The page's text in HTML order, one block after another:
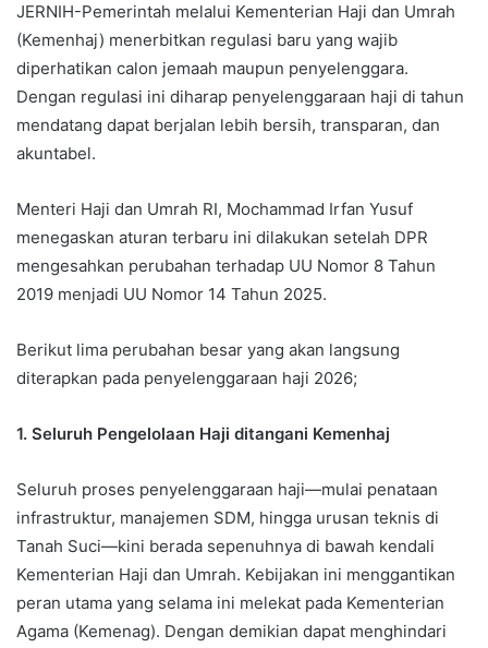
JERNIH-Pemerintah melalui Kementerian Haji dan Umrah
(Kemenhaj) menerbitkan regulasi baru yang wajib
diperhatikan calon jemaah maupun penyelenggara.
Dengan regulasi ini diharap penyelenggaraan haji di tahun
mendatang dapat berjalan lebih bersih, transparan, dan
akuntabel.
Menteri Haji dan Umrah RI, Mochammad Irfan Yusuf
menegaskan aturan terbaru ini dilakukan setelah DPR
mengesahkan perubahan terhadap UU Nomor 8 Tahun
2019 menjadi UU Nomor 14 Tahun 2025.
Berikut lima perubahan besar yang akan langsung
diterapkan pada penyelenggaraan haji 2026;
1. Seluruh Pengelolaan Haji ditangani Kemenhaj
Seluruh proses penyelenggaraan haji—mulai penataan
infrastruktur, manajemen SDM, hingga urusan teknis di
Tanah Suci—kini berada sepenuhnya di bawah kendali
Kementerian Haji dan Umrah. Kebijakan ini menggantikan
peran utama yang selama ini melekat pada Kementerian
Agama (Kemenag). Dengan demikian dapat menghindari